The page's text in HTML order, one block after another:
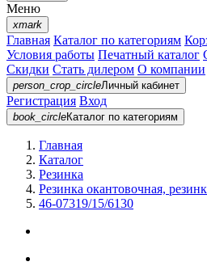
Меню
xmark
Главная Каталог по категориям
Условия работы Печатный каталог
Скидки Стать дилером О компании
person_crop_circleЛичный кабинет
Регистрация Вход
book_circleКаталог по категориям
Главная
Каталог
Резинка
Резинка окантовочная,
46-07319/15/6130